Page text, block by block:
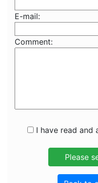
E-mail:
Comment:
I have read and